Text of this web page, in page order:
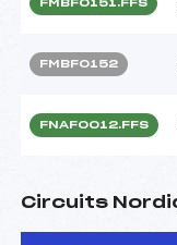
FMBF0151.FFS
FMBF0152
FNAF0012.FFS
Circuits